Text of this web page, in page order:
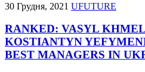
30 Грудня, 2021 UFUTURE
RANKED: VASYL
KOSTIANTYN
BEST MANAGERS IN